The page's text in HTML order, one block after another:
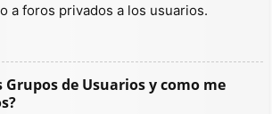
a foros privados a los usuarios.
Grupos de Usuarios y como me